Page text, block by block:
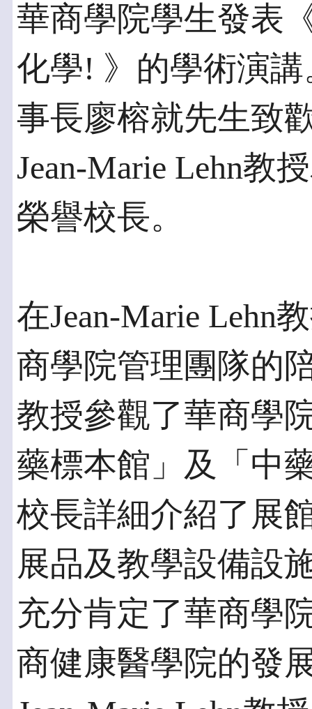
華商學院學生發表
化學! 》的學術演
事長廖榕就先生致
Jean-Marie Lehn教
榮譽校長。
在Jean-Marie Lehn
商學院管理團隊的
教授參觀了華商學
藥標本館」及「中
校長詳細介紹了展
展品及教學設備設
充分肯定了華商學
商健康醫學院的發